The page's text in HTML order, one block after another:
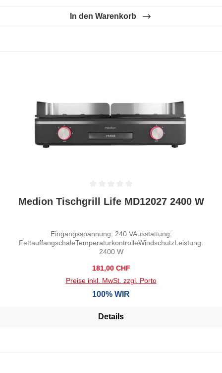
In den Warenkorb
Durchschnittliche Bewertung von 0 von 5 Sternen
Medion Tischgrill Life MD12027 2400 W
Eingangsspannung: 240 VAusstattung:
FettauffangschaleTemperaturkontrolleWindschutzLeistung:
2400 W
Regulärer Preis:
181,00 CHF
Preise inkl. MwSt. zzgl. Porto
100% WIR
Details